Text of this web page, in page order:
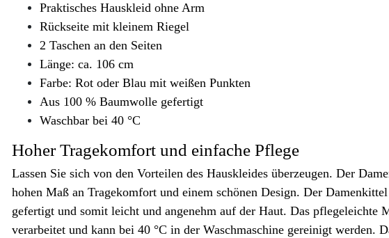
Praktisches Hauskleid ohne Arm
Rückseite mit kleinem Riegel
2 Taschen an den Seiten
Länge: ca. 106 cm
Farbe: Rot oder Blau mit weißen Punkten
Aus 100 % Baumwolle gefertigt
Waschbar bei 40 °C
Hoher Tragekomfort und einfache Pflege
Lassen Sie sich von den Vorteilen des Hauskleides überzeugen. Der
hohen Maß an Tragekomfort und einem schönen Design. Der
gefertigt und somit leicht und angenehm auf der Haut. Das pflegeleichte
verarbeitet und kann bei 40 °C in der Waschmaschine gereinigt werden.